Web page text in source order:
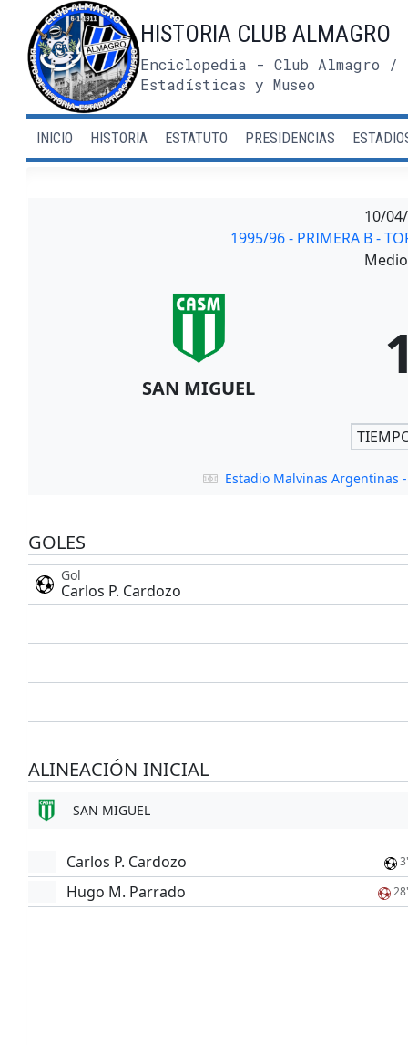
contenido
HISTORIA CLUB ALMAGRO
Enciclopedia - Club Almagro /
Estadísticas y Museo
INICIO HISTORIA ESTATUTO PRESIDENCIAS
10/
1995/96 - PRIMERA B -
SAN MIGUEL
Estadio Malvinas Argentinas -
GOLES
Gol
Carlos P. Cardozo
ALINEACIÓN INICIAL
SAN MIGUEL
Carlos P. Cardozo
Hugo M. Parrado